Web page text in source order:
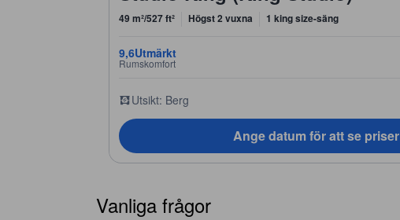
49 m²/527 ft² Högst 2 vuxna 1 king size-säng
9,6Utmärkt
Rumskomfort
Utsikt: Berg
Ange datum för att se priser
Vanliga frågor